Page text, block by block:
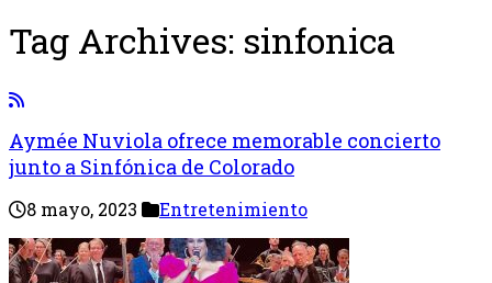
Tag Archives: sinfonica
Aymée Nuviola ofrece memorable concierto
junto a Sinfónica de Colorado
8 mayo, 2023 Entretenimiento